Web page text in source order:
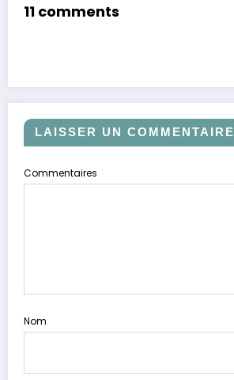
11 comments
LAISSER UN COMMENTAIRE
Commentaires
Nom